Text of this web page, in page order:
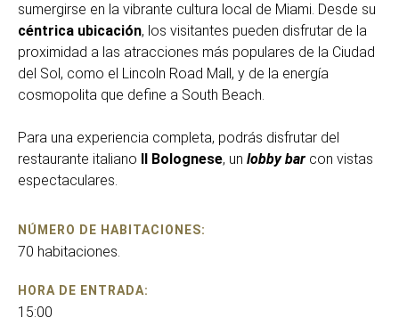
sumergirse en la vibrante cultura local de Miami. Desde su
céntrica ubicación, los visitantes pueden disfrutar de la
proximidad a las atracciones más populares de la Ciudad
del Sol, como el Lincoln Road Mall, y de la energía
cosmopolita que define a South Beach.
Para una experiencia completa, podrás disfrutar del
restaurante italiano Il Bolognese, un lobby bar con vistas
espectaculares.
NÚMERO DE HABITACIONES:
70 habitaciones.
HORA DE ENTRADA:
15:00